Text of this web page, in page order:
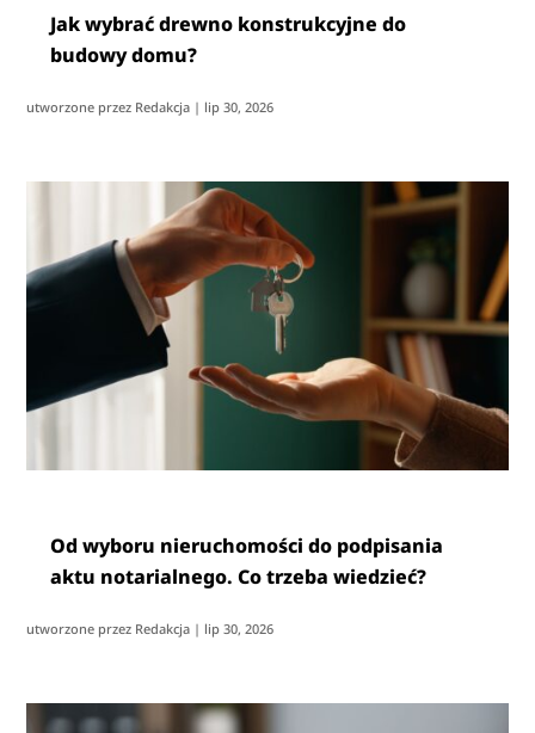
Jak wybrać drewno konstrukcyjne do
budowy domu?
utworzone przez Redakcja | lip 30, 2026
Od wyboru nieruchomości do podpisania
aktu notarialnego. Co trzeba wiedzieć?
utworzone przez Redakcja | lip 30, 2026